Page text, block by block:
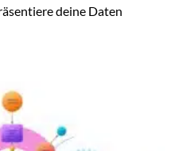
deine Daten